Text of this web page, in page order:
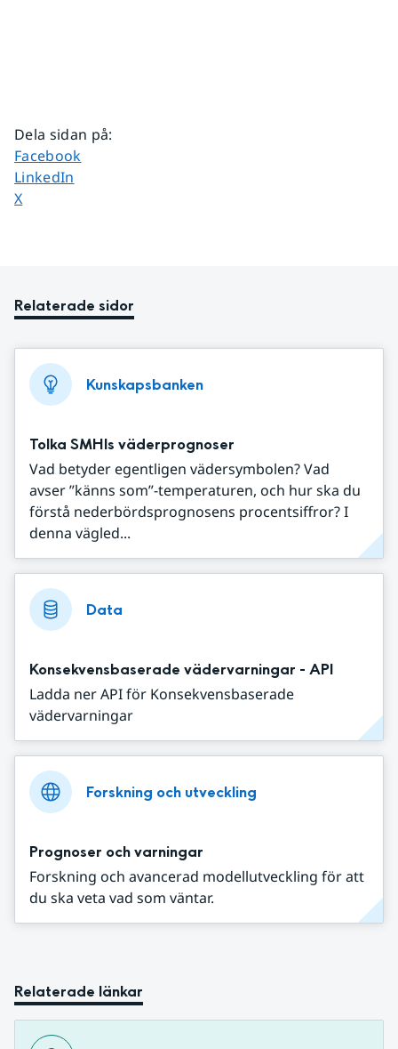
Dela sidan på:
Dela sidan på
Facebook
Dela sidan på
LinkedIn
Dela sidan på
X
Relaterade sidor
Kunskapsbanken
Tolka SMHIs väderprognoser
Vad betyder egentligen vädersymbolen? Vad
avser ”känns som”-temperaturen, och hur ska du
förstå nederbördsprognosens procentsiffror? I
denna vägled...
Data
Konsekvensbaserade vädervarningar - API
Ladda ner API för Konsekvensbaserade
vädervarningar
Forskning och utveckling
Prognoser och varningar
Forskning och avancerad modellutveckling för att
du ska veta vad som väntar.
Relaterade länkar